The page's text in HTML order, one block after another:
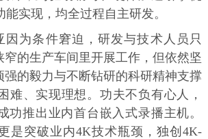
实现，均全过程自主研发。
因为条件窘迫，研发与技术人员只
窄的生产车间里开展工作，但依然坚
强的毅力与不断钻研的科研精神支撑
难、实现理想。功夫不负有心人，
功推出业内首台嵌入式录播主机。
是突破业内4K技术瓶颈，独创4K-